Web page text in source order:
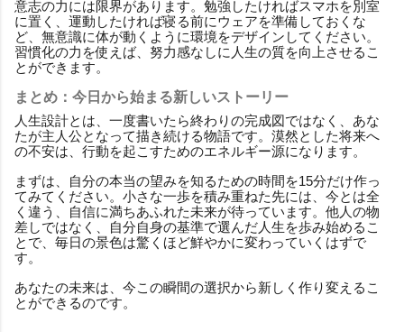
意志の力には限界があります。勉強したければスマホを別室
に置く、運動したければ寝る前にウェアを準備しておくな
ど、無意識に体が動くように環境をデザインしてください。
習慣化の力を使えば、努力感なしに人生の質を向上させるこ
とができます。
まとめ：今日から始まる新しいストーリー
人生設計とは、一度書いたら終わりの完成図ではなく、あな
たが主人公となって描き続ける物語です。漠然とした将来へ
の不安は、行動を起こすためのエネルギー源になります。
まずは、自分の本当の望みを知るための時間を15分だけ作っ
てみてください。小さな一歩を積み重ねた先には、今とは全
く違う、自信に満ちあふれた未来が待っています。他人の物
差しではなく、自分自身の基準で選んだ人生を歩み始めるこ
とで、毎日の景色は驚くほど鮮やかに変わっていくはずで
す。
あなたの未来は、今この瞬間の選択から新しく作り変えるこ
とができるのです。